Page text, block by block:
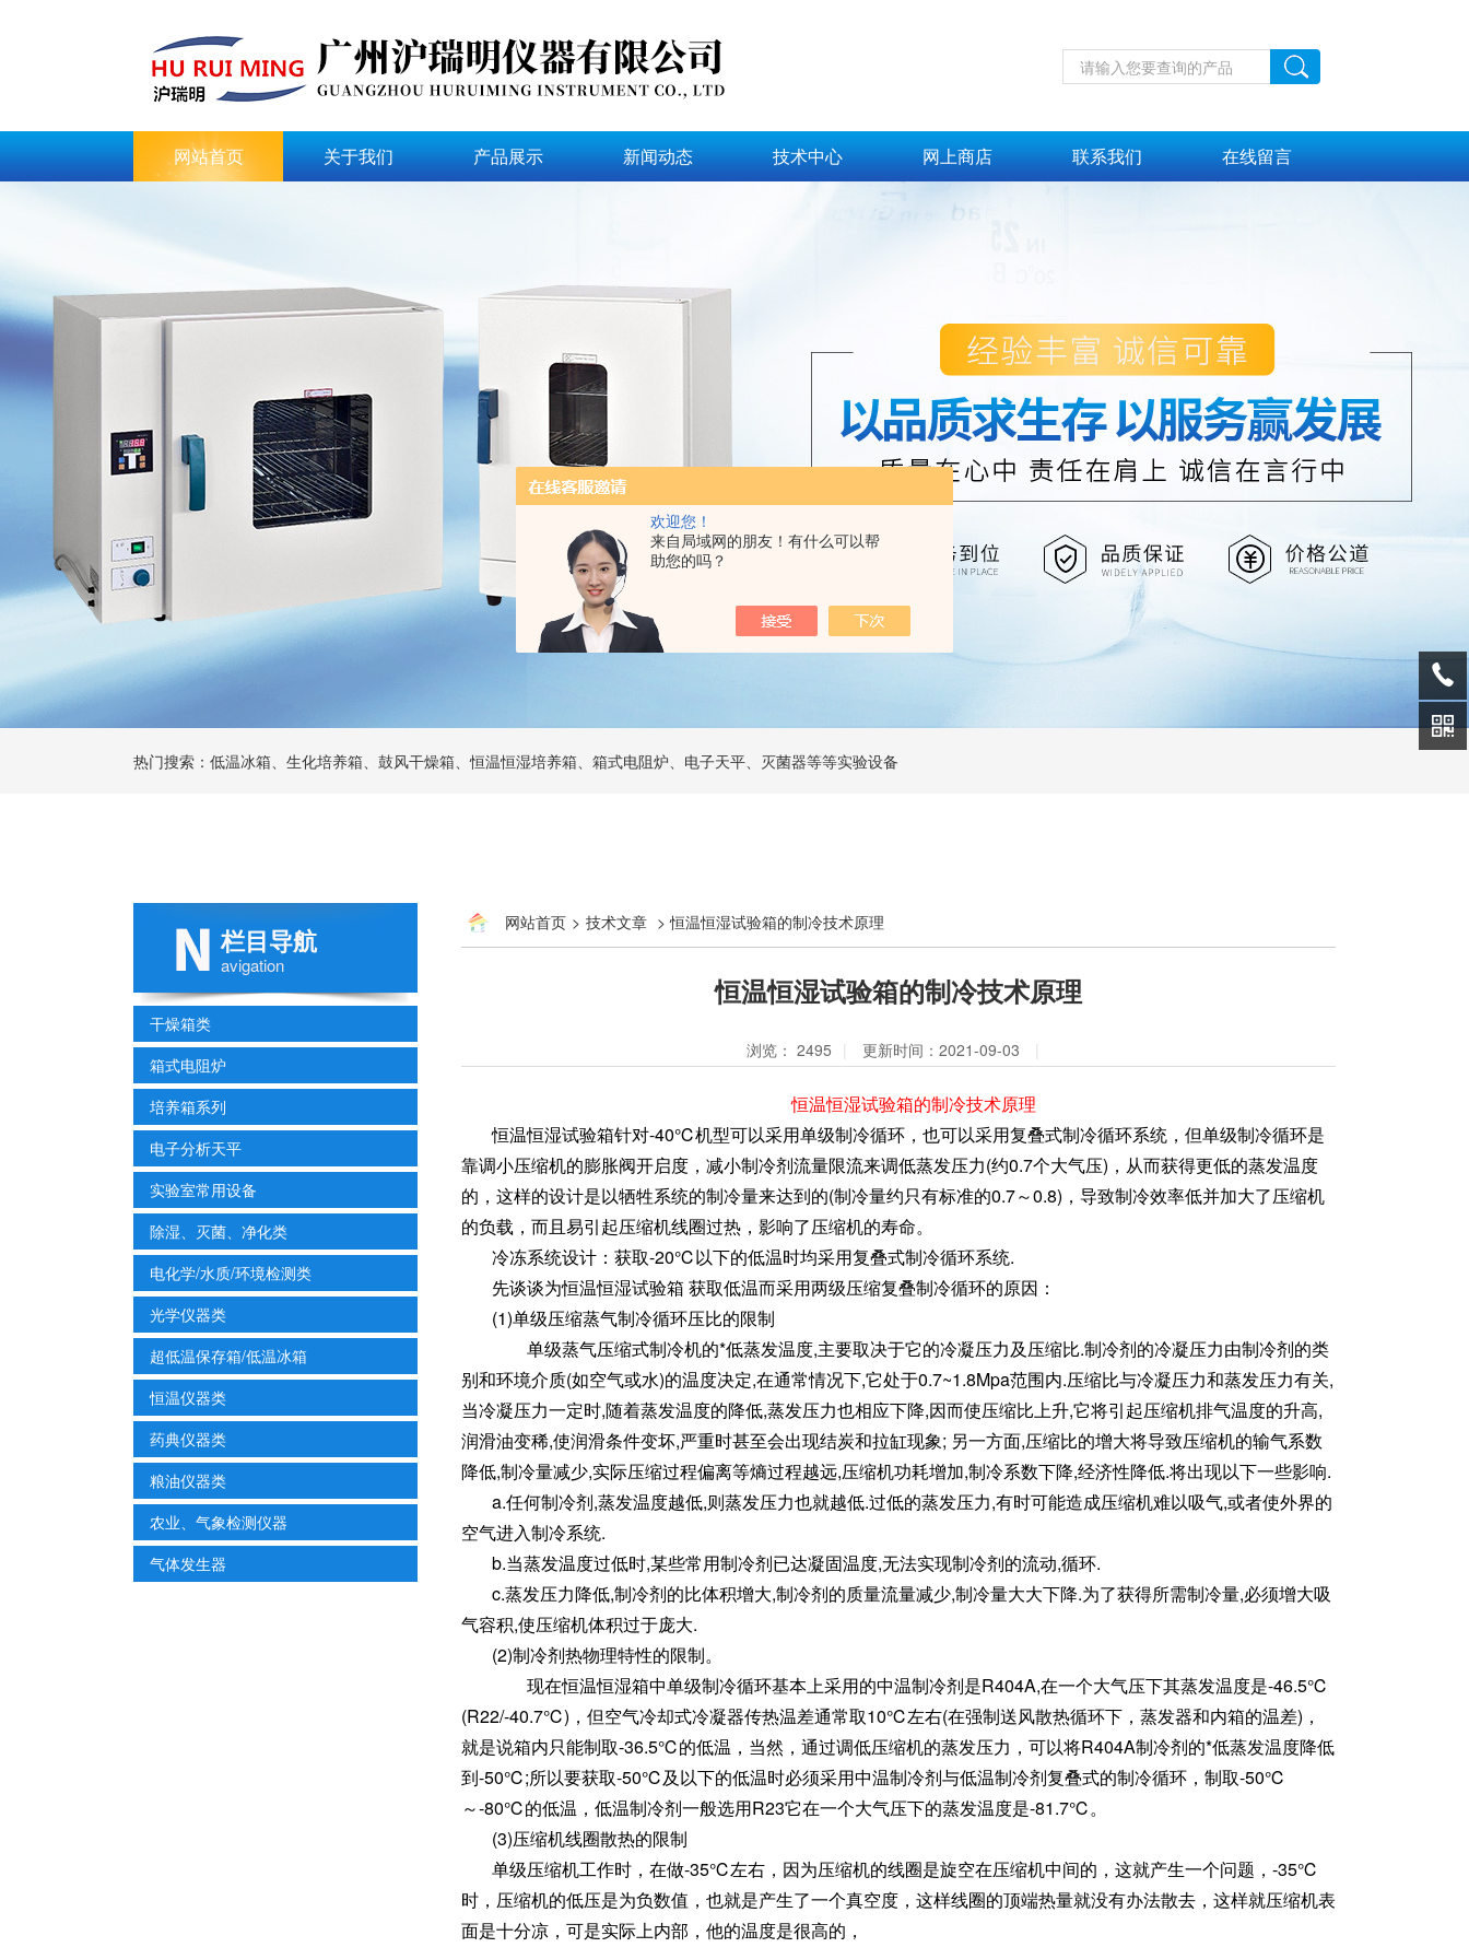
欢迎您！
来自局域网的朋友！有什么可以帮
助您的吗？
网站首页 关于我们 产品展示 新闻动态 技术中心 网上商店 联系我们 在线留言
热门搜索：低温冰箱、生化培养箱、鼓风干燥箱、恒温恒湿培养箱、箱式电阻炉、电子天平、灭菌器等等实验设备
栏目导航
avigation
干燥箱类
箱式电阻炉
培养箱系列
电子分析天平
实验室常用设备
除湿、灭菌、净化类
电化学/水质/环境检测类
光学仪器类
超低温保存箱/低温冰箱
恒温仪器类
药典仪器类
粮油仪器类
农业、气象检测仪器
气体发生器
网站首页 > 技术文章 > 恒温恒湿试验箱的制冷技术原理
恒温恒湿试验箱的制冷技术原理
浏览： 2495 更新时间：2021-09-03
恒温恒湿试验箱的制冷技术原理
恒温恒湿试验箱针对-40℃机型可以采用单级制冷循环，也可以采用复叠式制冷循环系统，但单级制冷循环是
靠调小压缩机的膨胀阀开启度，减小制冷剂流量限流来调低蒸发压力(约0.7个大气压)，从而获得更低的蒸发温度
的，这样的设计是以牺牲系统的制冷量来达到的(制冷量约只有标准的0.7～0.8)，导致制冷效率低并加大了压缩机
的负载，而且易引起压缩机线圈过热，影响了压缩机的寿命。
冷冻系统设计：获取-20℃以下的低温时均采用复叠式制冷循环系统.
先谈谈为恒温恒湿试验箱 获取低温而采用两级压缩复叠制冷循环的原因：
(1)单级压缩蒸气制冷循环压比的限制
单级蒸气压缩式制冷机的*低蒸发温度,主要取决于它的冷凝压力及压缩比.制冷剂的冷凝压力由制冷剂的类
别和环境介质(如空气或水)的温度决定,在通常情况下,它处于0.7~1.8Mpa范围内.压缩比与冷凝压力和蒸发压力有关,
当冷凝压力一定时,随着蒸发温度的降低,蒸发压力也相应下降,因而使压缩比上升,它将引起压缩机排气温度的升高,
润滑油变稀,使润滑条件变坏,严重时甚至会出现结炭和拉缸现象; 另一方面,压缩比的增大将导致压缩机的输气系数
降低,制冷量减少,实际压缩过程偏离等熵过程越远,压缩机功耗增加,制冷系数下降,经济性降低.将出现以下一些影响.
a.任何制冷剂,蒸发温度越低,则蒸发压力也就越低.过低的蒸发压力,有时可能造成压缩机难以吸气,或者使外界的
空气进入制冷系统.
b.当蒸发温度过低时,某些常用制冷剂已达凝固温度,无法实现制冷剂的流动,循环.
c.蒸发压力降低,制冷剂的比体积增大,制冷剂的质量流量减少,制冷量大大下降.为了获得所需制冷量,必须增大吸
气容积,使压缩机体积过于庞大.
(2)制冷剂热物理特性的限制。
现在恒温恒湿箱中单级制冷循环基本上采用的中温制冷剂是R404A,在一个大气压下其蒸发温度是-46.5℃
(R22/-40.7℃)，但空气冷却式冷凝器传热温差通常取10℃左右(在强制送风散热循环下，蒸发器和内箱的温差)，
就是说箱内只能制取-36.5℃的低温，当然，通过调低压缩机的蒸发压力，可以将R404A制冷剂的*低蒸发温度降低
到-50℃;所以要获取-50℃及以下的低温时必须采用中温制冷剂与低温制冷剂复叠式的制冷循环，制取-50℃
～-80℃的低温，低温制冷剂一般选用R23它在一个大气压下的蒸发温度是-81.7℃。
(3)压缩机线圈散热的限制
单级压缩机工作时，在做-35℃左右，因为压缩机的线圈是旋空在压缩机中间的，这就产生一个问题，-35℃
时，压缩机的低压是为负数值，也就是产生了一个真空度，这样线圈的顶端热量就没有办法散去，这样就压缩机表
面是十分凉，可是实际上内部，他的温度是很高的，